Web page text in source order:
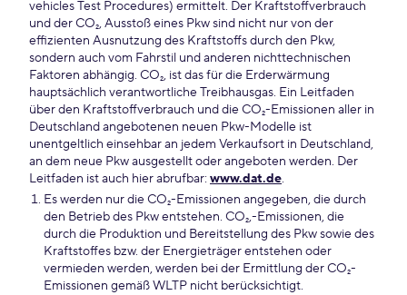
vehicles Test Procedures) ermittelt. Der Kraftstoffverbrauch
und der CO₂, Ausstoß eines Pkw sind nicht nur von der
effizienten Ausnutzung des Kraftstoffs durch den Pkw,
sondern auch vom Fahrstil und anderen nichttechnischen
Faktoren abhängig. CO₂, ist das für die Erderwärmung
hauptsächlich verantwortliche Treibhausgas. Ein Leitfaden
über den Kraftstoffverbrauch und die CO₂-Emissionen aller in
Deutschland angebotenen neuen Pkw-Modelle ist
unentgeltlich einsehbar an jedem Verkaufsort in Deutschland,
an dem neue Pkw ausgestellt oder angeboten werden. Der
Leitfaden ist auch hier abrufbar: www.dat.de.
Es werden nur die CO₂-Emissionen angegeben, die durch
den Betrieb des Pkw entstehen. CO₂,-Emissionen, die
durch die Produktion und Bereitstellung des Pkw sowie des
Kraftstoffes bzw. der Energieträger entstehen oder
vermieden werden, werden bei der Ermittlung der CO₂-
Emissionen gemäß WLTP nicht berücksichtigt.